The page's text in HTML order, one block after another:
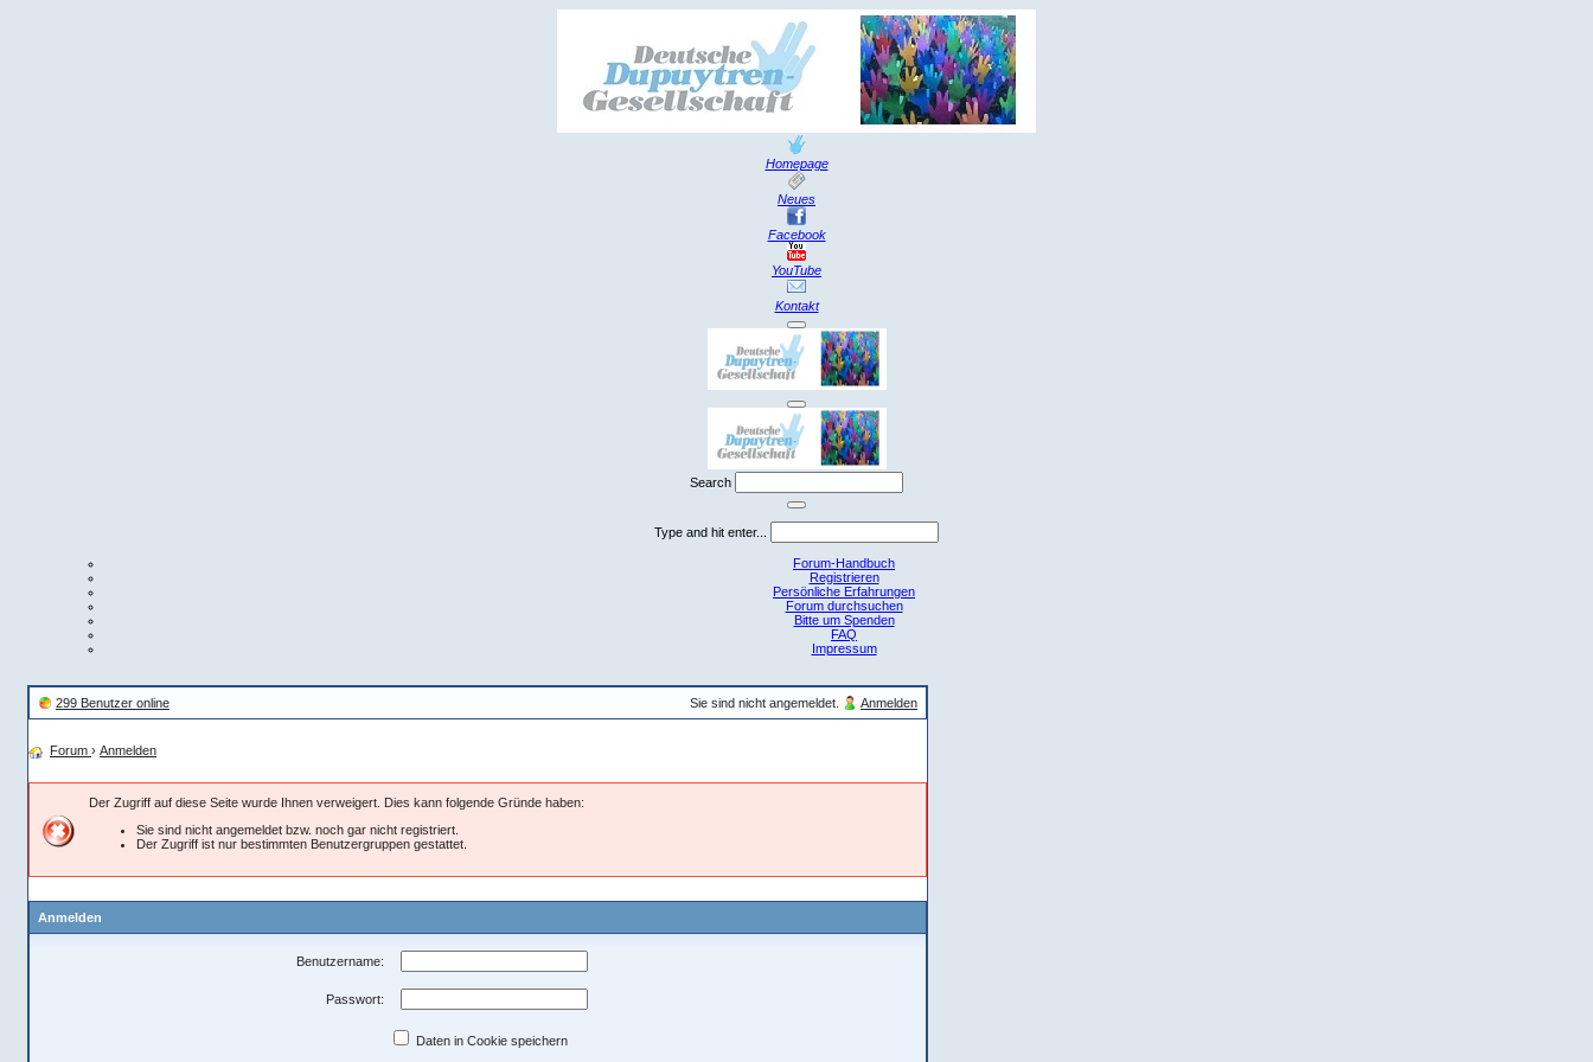
Homepage
Neues
Facebook
YouTube
Kontakt
Search
Type and hit enter...
Forum-Handbuch
Registrieren
Persönliche Erfahrungen
Forum durchsuchen
Bitte um Spenden
FAQ
Impressum
299 Benutzer online Sie sind nicht angemeldet. Anmelden
Forum › Anmelden
Der Zugriff auf diese Seite wurde Ihnen verweigert. Dies kann folgende Gründe haben:
Sie sind nicht angemeldet bzw. noch gar nicht registriert.
Der Zugriff ist nur bestimmten Benutzergruppen gestattet.
Anmelden
Benutzername:
Passwort:
Daten in Cookie speichern